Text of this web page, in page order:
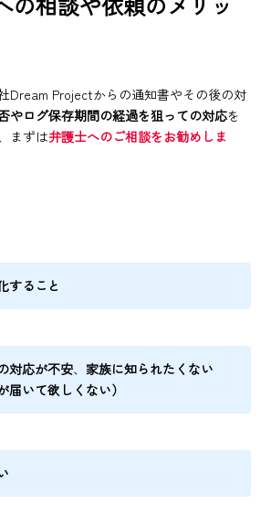
Dream Projectからの通知書やその後の対
やログ保存期間の経過を狙っての対応を
まずは弁護士へのご相談をお勧めしま
すること
対応が不安、 家族に知られたくない
届いて欲しくない）